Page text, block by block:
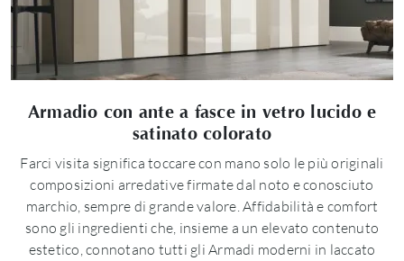
Armadio con ante a fasce in vetro lucido e
satinato colorato
Farci visita significa toccare con mano solo le più originali
composizioni arredative firmate dal noto e conosciuto
marchio, sempre di grande valore. Affidabilità e comfort
sono gli ingredienti che, insieme a un elevato contenuto
estetico, connotano tutti gli Armadi moderni in laccato